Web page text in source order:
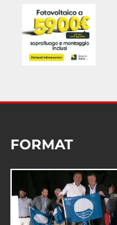
FORMAT